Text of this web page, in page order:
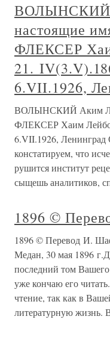
ВОЛЫНСКИЙ
настоящие
ФЛЕКСЕР
21.
6.VII.1926,
ВОЛЫНСКИЙ Аким
ФЛЕКСЕР Хаим
6.VII.1926, Ленинград
констатируем, что
рушится институт
сыщешь аналитиков,
1896 ©
1896 © Перевод И.
Медан, 30 мая 1896
последний том
уже кончаю его
чтение, так как в
литературную жизнь.